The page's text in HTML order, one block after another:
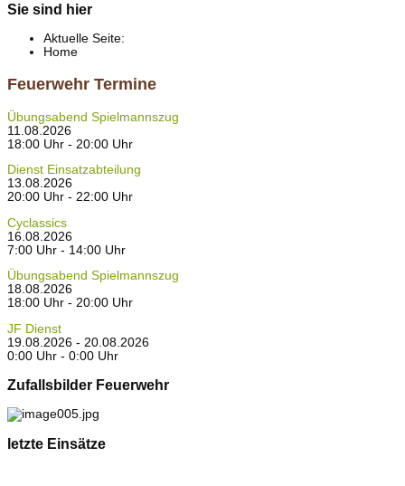
Sie sind hier
Aktuelle Seite:
Home
Feuerwehr Termine
Übungsabend Spielmannszug
11.08.2026
18:00 Uhr - 20:00 Uhr
Dienst Einsatzabteilung
13.08.2026
20:00 Uhr - 22:00 Uhr
Cyclassics
16.08.2026
7:00 Uhr - 14:00 Uhr
Übungsabend Spielmannszug
18.08.2026
18:00 Uhr - 20:00 Uhr
JF Dienst
19.08.2026 - 20.08.2026
0:00 Uhr - 0:00 Uhr
Zufallsbilder Feuerwehr
letzte Einsätze